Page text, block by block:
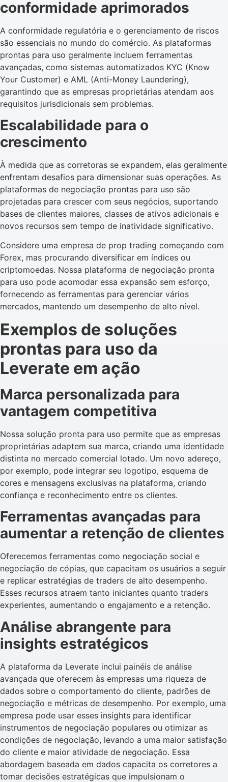
conformidade aprimorados
A conformidade regulatória e o gerenciamento de riscos
são essenciais no mundo do comércio. As plataformas
prontas para uso geralmente incluem ferramentas
avançadas, como sistemas automatizados KYC (Know
Your Customer) e AML (Anti-Money Laundering),
garantindo que as empresas proprietárias atendam aos
requisitos jurisdicionais sem problemas.
Escalabilidade para o
crescimento
À medida que as corretoras se expandem, elas geralmente
enfrentam desafios para dimensionar suas operações. As
plataformas de negociação prontas para uso são
projetadas para crescer com seus negócios, suportando
bases de clientes maiores, classes de ativos adicionais e
novos recursos sem tempo de inatividade significativo.
Considere uma empresa de prop trading começando com
Forex, mas procurando diversificar em índices ou
criptomoedas. Nossa plataforma de negociação pronta
para uso pode acomodar essa expansão sem esforço,
fornecendo as ferramentas para gerenciar vários
mercados, mantendo um desempenho de alto nível.
Exemplos de soluções
prontas para uso da
Leverate em ação
Marca personalizada para
vantagem competitiva
Nossa solução pronta para uso permite que as empresas
proprietárias adaptem sua marca, criando uma identidade
distinta no mercado comercial lotado. Um novo adereço,
por exemplo, pode integrar seu logotipo, esquema de
cores e mensagens exclusivas na plataforma, criando
confiança e reconhecimento entre os clientes.
Ferramentas avançadas para
aumentar a retenção de clientes
Oferecemos ferramentas como negociação social e
negociação de cópias, que capacitam os usuários a seguir
e replicar estratégias de traders de alto desempenho.
Esses recursos atraem tanto iniciantes quanto traders
experientes, aumentando o engajamento e a retenção.
Análise abrangente para
insights estratégicos
A plataforma da Leverate inclui painéis de análise
avançada que oferecem às empresas uma riqueza de
dados sobre o comportamento do cliente, padrões de
negociação e métricas de desempenho. Por exemplo, uma
empresa pode usar esses insights para identificar
instrumentos de negociação populares ou otimizar as
condições de negociação, levando a uma maior satisfação
do cliente e maior atividade de negociação. Essa
abordagem baseada em dados capacita os corretores a
tomar decisões estratégicas que impulsionam o